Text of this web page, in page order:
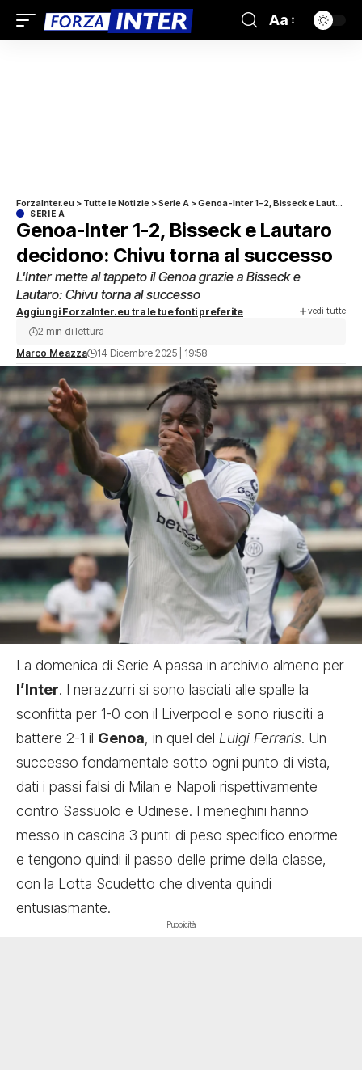
Aa
ForzaInter.eu > Tutte le Notizie >Serie A >Genoa-Inter 1-2, Bisseck e Lautaro decidono: Chivu torna al successo
SERIE A
Genoa-Inter 1-2, Bisseck e Lautaro
decidono: Chivu torna al successo
L'Inter mette al tappeto il Genoa grazie a Bisseck e
Lautaro: Chivu torna al successo
Aggiungi ForzaInter.eu tra le tue fonti preferite vedi tutte
Marco Meazza 14 Dicembre 2025 | 19:58
2 min di lettura
La domenica di Serie A passa in archivio almeno per
l’Inter. I nerazzurri si sono lasciati alle spalle la
sconfitta per 1-0 con il Liverpool e sono riusciti a
battere 2-1 il Genoa, in quel del Luigi Ferraris. Un
successo fondamentale sotto ogni punto di vista,
dati i passi falsi di Milan e Napoli rispettivamente
contro Sassuolo e Udinese. I meneghini hanno
messo in cascina 3 punti di peso specifico enorme
e tengono quindi il passo delle prime della classe,
con la Lotta Scudetto che diventa quindi
entusiasmante.
Pubblicità